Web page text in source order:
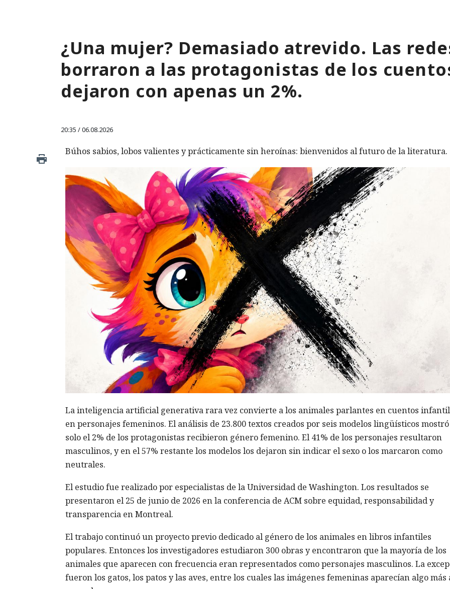
¿Una mujer? Demasiado atrevido. Las
borraron a las protagonistas de los
dejaron con apenas un 2%.
20:35 / 06.08.2026
Búhos sabios, lobos valientes y prácticamente sin heroínas: bienvenidos al futuro de la literatura.
La inteligencia artificial generativa rara vez convierte a los animales parlantes en cuentos
en personajes femeninos. El análisis de 23.800 textos creados por seis modelos lingüísticos
solo el 2% de los protagonistas recibieron género femenino. El 41% de los personajes resultaron
masculinos, y en el 57% restante los modelos los dejaron sin indicar el sexo o los marcaron como
neutrales.
El estudio fue realizado por especialistas de la Universidad de Washington. Los resultados se
presentaron el 25 de junio de 2026 en la conferencia de ACM sobre equidad, responsabilidad y
transparencia en Montreal.
El trabajo continuó un proyecto previo dedicado al género de los animales en libros infantiles
populares. Entonces los investigadores estudiaron 300 obras y encontraron que la mayoría de los
animales que aparecen con frecuencia eran representados como personajes masculinos. La
fueron los gatos, los patos y las aves, entre los cuales las imágenes femeninas aparecían algo más